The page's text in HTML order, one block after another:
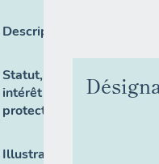
Description
Statut,
intérêt et
protection
Illustrations